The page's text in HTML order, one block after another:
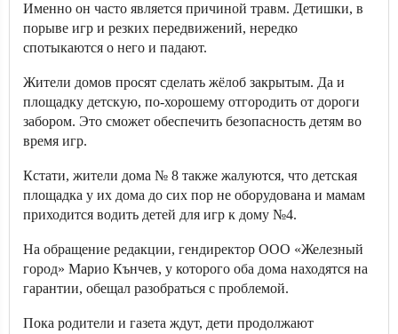
Именно он часто является причиной травм. Детишки, в
порыве игр и резких передвижений, нередко
спотыкаются о него и падают.
Жители домов просят сделать жёлоб закрытым. Да и
площадку детскую, по-хорошему отгородить от дороги
забором. Это сможет обеспечить безопасность детям во
время игр.
Кстати, жители дома № 8 также жалуются, что детская
площадка у их дома до сих пор не оборудована и мамам
приходится водить детей для игр к дому №4.
На обращение редакции, гендиректор ООО «Железный
город» Марио Кънчев, у которого оба дома находятся на
гарантии, обещал разобраться с проблемой.
Пока родители и газета ждут, дети продолжают